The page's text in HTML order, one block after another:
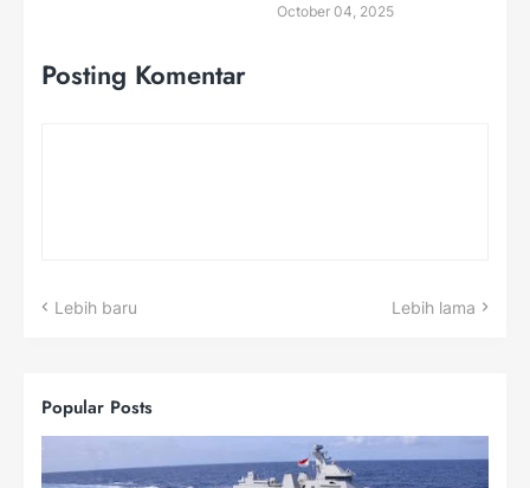
October 04, 2025
Posting Komentar
Lebih baru Lebih lama
Popular Posts